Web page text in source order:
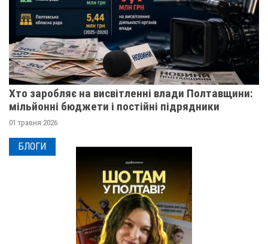
Хто заробляє на висвітленні влади Полтавщини:
мільйонні бюджети і постійні підрядники
01 травня 2026
БЛОГИ